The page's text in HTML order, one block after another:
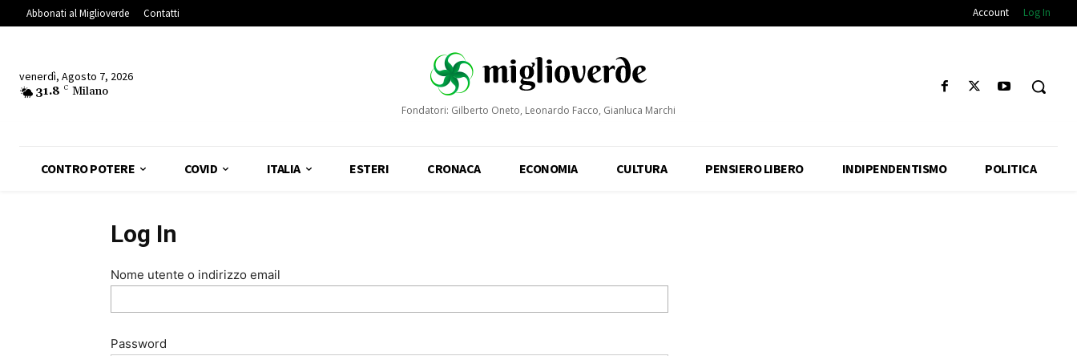
Abbonati al Miglioverde Contatti Account Log In
venerdì, Agosto 7, 2026
31.8 C Milano
Fondatori: Gilberto Oneto, Leonardo Facco, Gianluca Marchi
CONTRO POTERE COVID ITALIA ESTERI CRONACA ECONOMIA CULTURA PENSIERO LIBERO INDIPENDENTISMO POLITICA
Log In
Nome utente o indirizzo email
Password